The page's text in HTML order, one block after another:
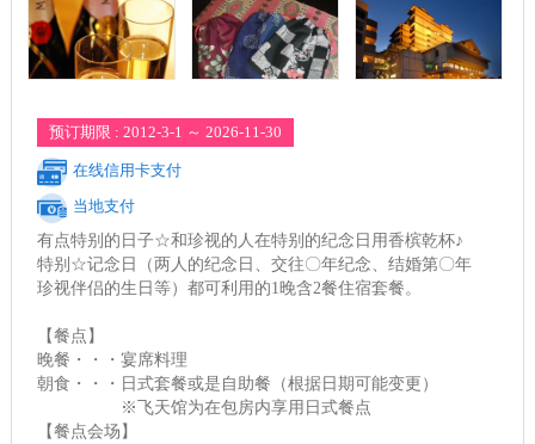
预订期限 : 2012-3-1 ～ 2026-11-30
在线信用卡支付
当地支付
有点特别的日子☆和珍视的人在特别的纪念日用香槟乾杯♪
特别☆记念日（两人的纪念日、交往〇年纪念、结婚第〇年
珍视伴侣的生日等）都可利用的1晚含2餐住宿套餐。
【餐点】
晚餐・・・宴席料理
朝食・・・日式套餐或是自助餐（根据日期可能变更）
※飞天馆为在包房内享用日式餐点
【餐点会场】